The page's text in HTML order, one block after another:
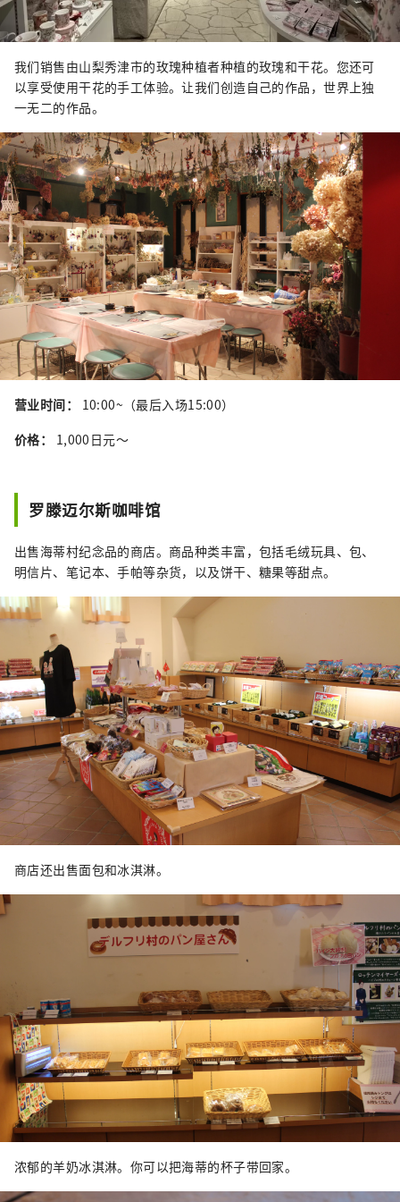
我们销售由山梨秀津市的玫瑰种植者种植的玫瑰和干花。您还可
以享受使用干花的手工体验。让我们创造自己的作品，世界上独
一无二的作品。
营业时间：
10:00~（最后入场15:00）
价格：
1,000日元～
罗滕迈尔斯咖啡馆
出售海蒂村纪念品的商店。商品种类丰富，包括毛绒玩具、包、
明信片、笔记本、手帕等杂货，以及饼干、糖果等甜点。
商店还出售面包和冰淇淋。
浓郁的羊奶冰淇淋。你可以把海蒂的杯子带回家。